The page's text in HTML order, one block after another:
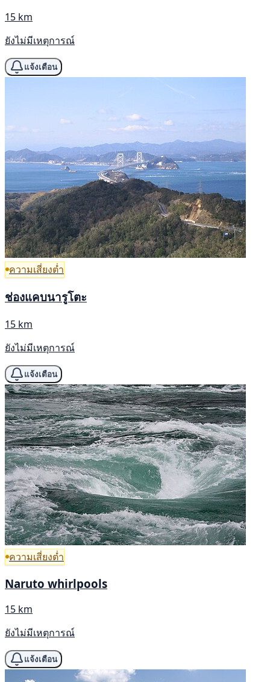
15 km
ยังไม่มีเหตุการณ์
แจ้งเตือน
ความเสี่ยงต่ำ
ช่องแคบนารูโตะ
15 km
ยังไม่มีเหตุการณ์
แจ้งเตือน
ความเสี่ยงต่ำ
Naruto whirlpools
15 km
ยังไม่มีเหตุการณ์
แจ้งเตือน